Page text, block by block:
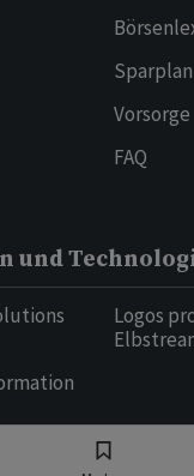
Sparplan
Vorsorge
FAQ
und
Logos